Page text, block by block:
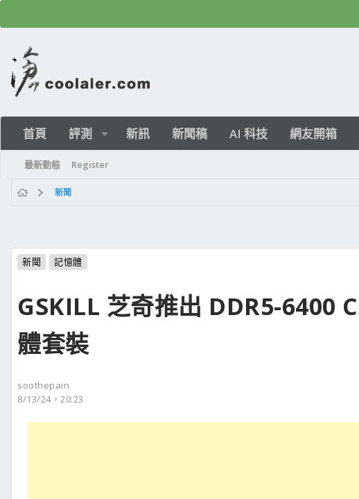
首頁 評測 新訊 新聞稿 AI 科技 網友開箱
最新動態 Register
新聞
新聞 記憶體
GSKILL 芝奇推出 DDR5-6400
體套裝
soothepain
8/13/24，20:23